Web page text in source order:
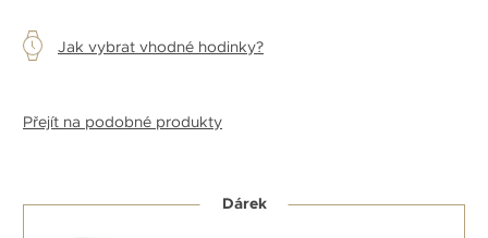
Jak vybrat vhodné hodinky?
Přejít na podobné produkty
Dárek